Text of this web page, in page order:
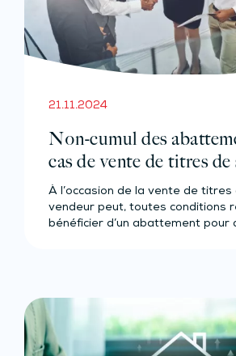
21.11.2024
Non-cumul des
cas de vente de titres
même pour les couples ?
À l’occasion de la vente de
vendeur peut, toutes conditions
bénéficier d’un abattement pour